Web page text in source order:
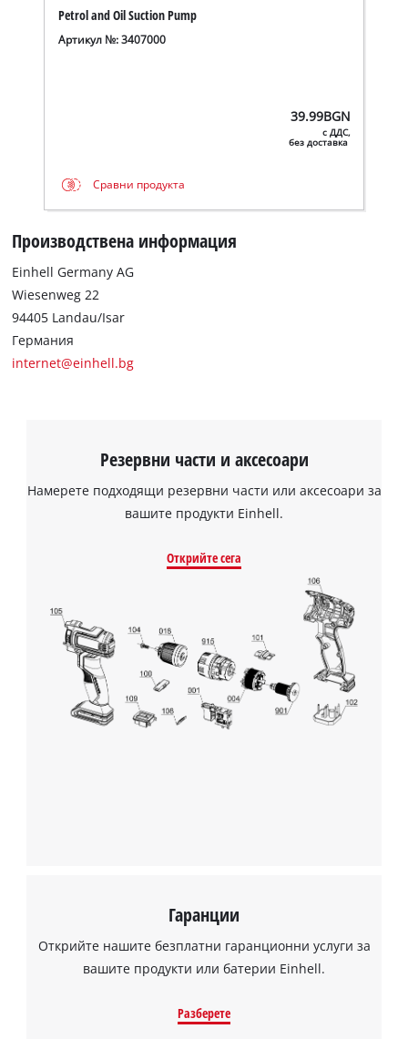
Нуждаем се от вашето съгласие, за да
This content is not permitted to load due
Usercentrics Consent
Management Platform
Petrol and Oil Suction Pump
Артикул №: 3407000
39.99BGN
с ДДС,
без доставка
Сравни продукта
Производствена информация
Einhell Germany AG
Wiesenweg 22
94405 Landau/Isar
Германия
internet@einhell.bg
Резервни части и аксесоари
Намерете подходящи резервни части или аксесоари за
вашите продукти Einhell.
Открийте сега
Гаранции
Открийте нашите безплатни гаранционни услуги за
вашите продукти или батерии Einhell.
Разберете